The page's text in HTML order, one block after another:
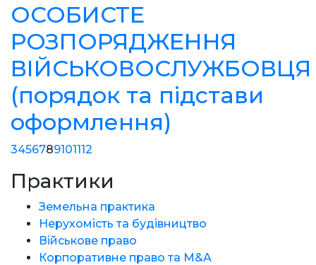
ОСОБИСТЕ
РОЗПОРЯДЖЕННЯ
ВІЙСЬКОВОСЛУЖБОВЦЯ
(порядок та підстави
оформлення)
3456789101112
Практики
Земельна практика
Нерухомість та будівництво
Військове право
Корпоративне право та M&A